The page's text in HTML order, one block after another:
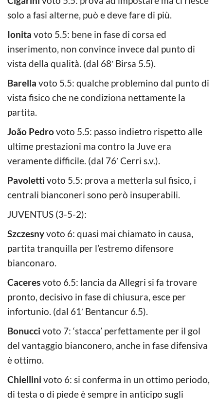
solo a fasi alterne, può e deve fare di più.
Ionita voto 5.5: bene in fase di corsa ed
inserimento, non convince invece dal punto di
vista della qualità. (dal 68′ Birsa 5.5).
Barella voto 5.5: qualche problemino dal punto di
vista fisico che ne condiziona nettamente la
partita.
João Pedrovoto 5.5: passo indietro rispetto alle
ultime prestazioni ma contro la Juve era
veramente difficile. (dal 76′ Cerri s.v.).
Pavoletti voto 5.5: prova a metterla sul fisico, i
centrali bianconeri sono però insuperabili.
JUVENTUS (3-5-2):
Szczesnyvoto 6: quasi mai chiamato in causa,
partita tranquilla per l’estremo difensore
bianconaro.
Caceresvoto 6.5: lancia da Allegri si fa trovare
pronto, decisivo in fase di chiusura, esce per
infortunio. (dal 61′ Bentancur 6.5).
Bonucci voto 7: ‘stacca’ perfettamente per il gol
del vantaggio bianconero, anche in fase difensiva
è ottimo.
Chiellini voto 6: si conferma in un ottimo periodo,
di testa o di piede è sempre in anticipo sugli